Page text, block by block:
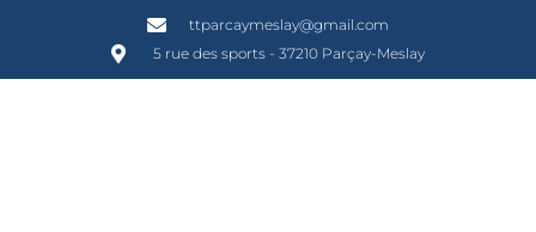
ttparcaymeslay@gmail.com
5 rue des sports - 37210 Parçay-Meslay